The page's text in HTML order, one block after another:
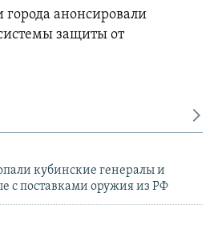
города анонсировали
защиты от
кубинские генералы и
с поставками оружия из РФ